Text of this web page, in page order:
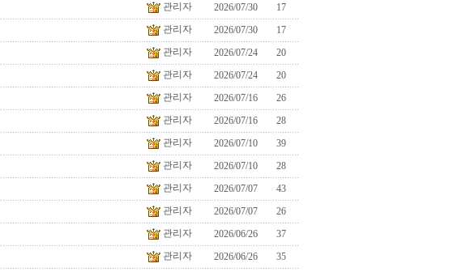
관리자 2026/07/30
17
관리자 2026/07/30
17
관리자 2026/07/24
20
관리자 2026/07/24
20
관리자 2026/07/16
26
관리자 2026/07/16
28
관리자 2026/07/10
39
관리자 2026/07/10
28
관리자 2026/07/07
43
관리자 2026/07/07
26
관리자 2026/06/26
37
관리자 2026/06/26 35